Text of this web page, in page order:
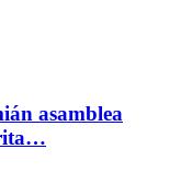
asamblea